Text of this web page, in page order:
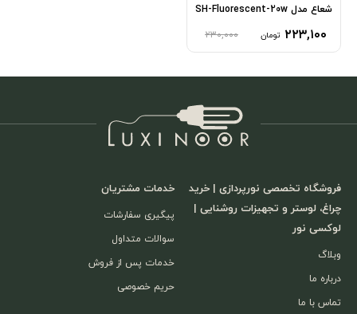
شعاع مدل SH-Fluorescent-20w
۲۲۳,۱۰۰ تومان ۲۳۰,۰۰۰
فروشگاه تخصصی نورپردازی | خرید
چراغ، لوستر و تجهیزات روشنایی |
لوکسی نور
وبلاگ
درباره ما
تماس با ما
خدمات مشتریان
پیگیری سفارشات
سوالات متداول
خدمات پس از فروش
حریم خصوصی